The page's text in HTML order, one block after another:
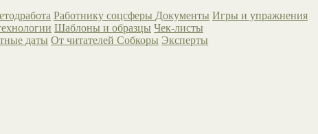
Работнику соцсферы Документы Игры и упражнения
Шаблоны и образцы Чек-листы
даты От читателейСобкоры Эксперты